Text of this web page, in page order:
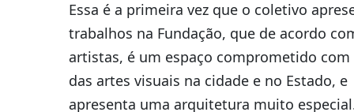
Essa é a primeira vez que o coletivo
trabalhos na Fundação, que de acordo
artistas, é um espaço comprometido com
das artes visuais na cidade e no Estado, e
apresenta uma arquitetura muito